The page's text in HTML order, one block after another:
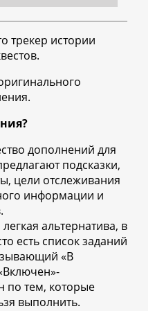
трекер истории
дополнений для
подсказки,
цели отслеживания
информации и
альтернатива, в
есть список заданий
«В
по тем, которые
выполнить.